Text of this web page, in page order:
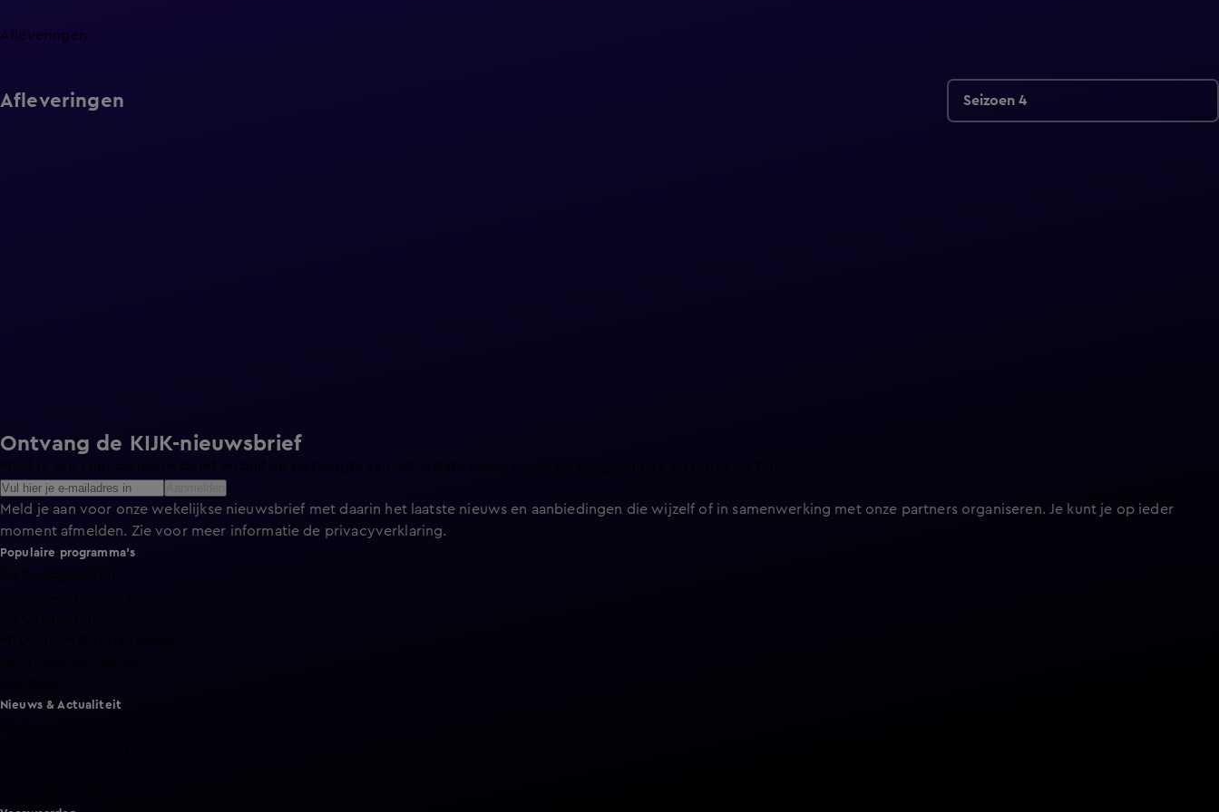
Afleveringen
Afleveringen Seizoen 4
Ontvang de KIJK-nieuwsbrief
Meld je aan voor de nieuwsbrief en blijf op de hoogte van het laatste nieuws over de programma’s en series op KIJK.
Meld je aan voor onze wekelijkse nieuwsbrief met daarin het laatste nieuws en aanbiedingen die wijzelf of in samenwerking met onze partners organiseren. Je kunt je op ieder
moment afmelden. Zie voor meer informatie de privacyverklaring.
Populaire programma's
Nieuws & Actualiteit